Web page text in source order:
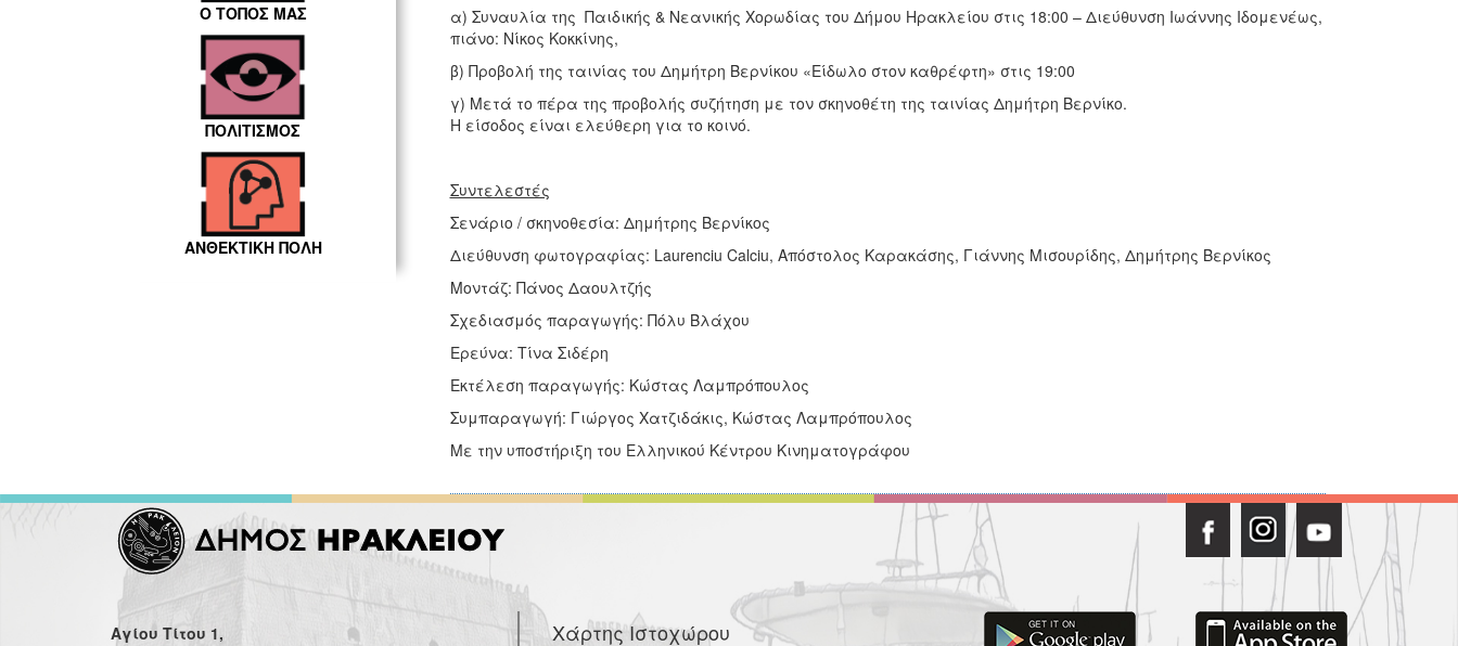
Ο ΤΟΠΟΣ ΜΑΣ
ΠΟΛΙΤΙΣΜΟΣ
ΑΝΘΕΚΤΙΚΗ ΠΟΛΗ
α) Συναυλία της Παιδικής & Νεανικής Χορωδίας του Δήμου Ηρακλείου στις 18:00 – Διεύθυνση Ιωάννης Ιδομενέως,
πιάνο: Νίκος Κοκκίνης,
β) Προβολή της ταινίας του Δημήτρη Βερνίκου «Είδωλο στον καθρέφτη» στις 19:00
γ) Μετά το πέρα της προβολής συζήτηση με τον σκηνοθέτη της ταινίας Δημήτρη Βερνίκο.
Η είσοδος είναι ελεύθερη για το κοινό.
Συντελεστές
Σενάριο / σκηνοθεσία: Δημήτρης Βερνίκος
Διεύθυνση φωτογραφίας: Laurenciu Calciu, Απόστολος Καρακάσης, Γιάννης Μισουρίδης, Δημήτρης Βερνίκος
Μοντάζ: Πάνος Δαουλτζής
Σχεδιασμός παραγωγής: Πόλυ Βλάχου
Ερεύνα: Τίνα Σιδέρη
Εκτέλεση παραγωγής: Κώστας Λαμπρόπουλος
Συμπαραγωγή: Γιώργος Χατζιδάκις, Κώστας Λαμπρόπουλος
Με την υποστήριξη του Ελληνικού Κέντρου Κινηματογράφου
Αγίου Τίτου 1,
Χάρτης Ιστοχώρου